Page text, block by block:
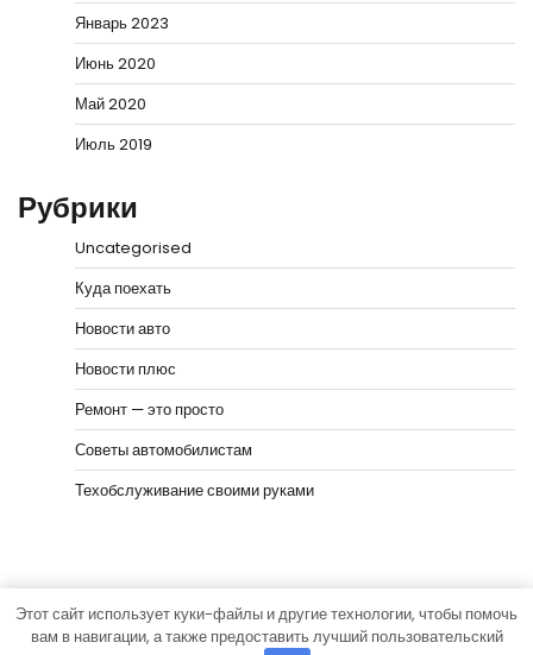
Январь 2023
Июнь 2020
Май 2020
Июль 2019
Рубрики
Uncategorised
Куда поехать
Новости авто
Новости плюс
Ремонт — это просто
Советы автомобилистам
Техобслуживание своими руками
Copyright © 2026Мир моторовТема News Bank от
Этот сайт использует куки-файлы и другие технологии, чтобы помочь
вам в навигации, а также предоставить лучший пользовательский